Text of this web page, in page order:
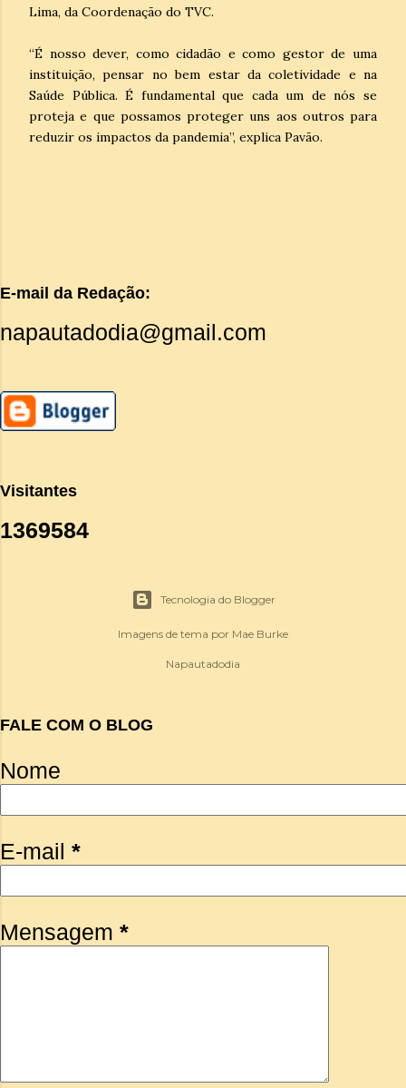
Lima, da Coordenação do TVC.
“É nosso dever, como cidadão e como gestor de uma
instituição, pensar no bem estar da coletividade e na
Saúde Pública. É fundamental que cada um de nós se
proteja e que possamos proteger uns aos outros para
reduzir os impactos da pandemia”, explica Pavão.
E-mail da Redação:
napautadodia@gmail.com
Visitantes
1369584
Tecnologia do Blogger
Imagens de tema por Mae Burke
Napautadodia
FALE COM O BLOG
Nome
E-mail *
Mensagem *